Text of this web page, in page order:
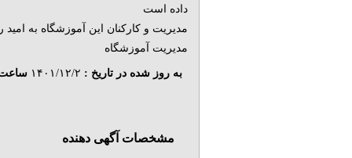
داده است
مدیریت و کارکنان این آموزشگاه به
مدیریت آموزشگاه
به روز شده در تاریخ : ۱۴۰۱/۱۲/۲
مشخصات آگهی دهنده